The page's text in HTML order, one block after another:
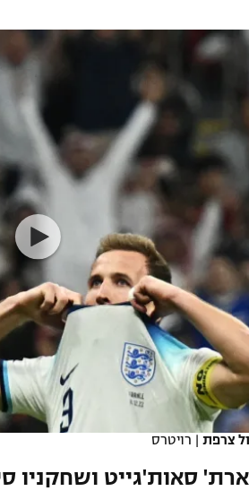
עסק
הפועל תל אביב
הפועל באר שבע
בני יהודה
צרפת | רויטרס
סאות'גייט ושחקניו